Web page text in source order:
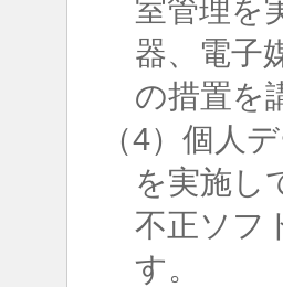
室管理を
器、電子
の措置を
（4）個人
を実施し
不正ソフ
す。